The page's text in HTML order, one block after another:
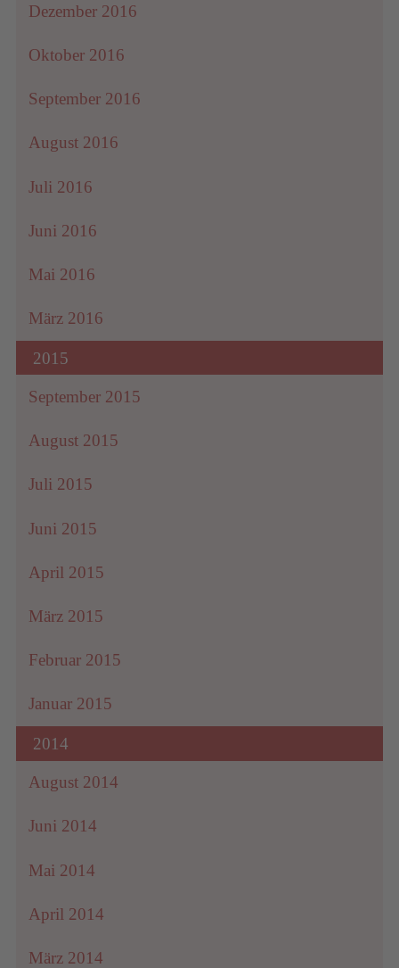
Dezember 2016
Oktober 2016
September 2016
August 2016
Juli 2016
Juni 2016
Mai 2016
März 2016
2015
September 2015
August 2015
Juli 2015
Juni 2015
April 2015
März 2015
Februar 2015
Januar 2015
2014
August 2014
Juni 2014
Mai 2014
April 2014
März 2014